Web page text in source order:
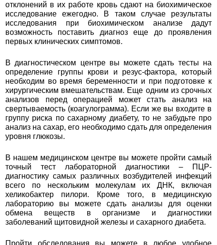
отклонений в их работе кровь сдают на биохимическое
исследование ежегодно. В таком случае результаты
исследования при биохимическом анализе дадут
возможность поставить диагноз еще до проявления
первых клинических симптомов.
В диагностическом центре вы можете сдать тесты на
определение группы крови и резус-фактора, который
необходим во время беременности и при подготовке к
хирургическим вмешательствам. Еще одним из срочных
анализов перед операцией может стать анализ на
свертываемость (коагулограмма). Если же вы входите в
группу риска по сахарному диабету, то не забудьте про
анализ на сахар, его необходимо сдать для определения
уровня глюкозы.
В нашем медицинском центре вы можете пройти самый
точный тест лабораторной диагностики – ПЦР-
диагностику самых различных возбудителей инфекций
всего по нескольким молекулам их ДНК, включая
хеликобактер пилори. Кроме того, в медицинскую
лабораторию вы можете сдать анализы для оценки
обмена веществ в организме и диагностики
заболеваний щитовидной железы и сахарного диабета.
Пройти обследования вы можете в любое удобное